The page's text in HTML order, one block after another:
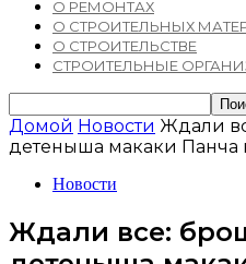
О РЕМОНТАХ
О СТРОИТЕЛЬНЫХ
О СТРОИТЕЛЬСТВЕ
СТРОИТЕЛЬНЫЕ
Домой Новости Ждали
детеныша макаки Панча
Новости
Ждали все: